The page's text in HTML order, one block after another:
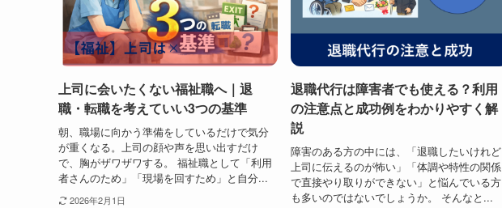
上司に会いたくない福祉職へ｜退
職・転職を考えていい3つの基準
朝、職場に向かう準備をしているだけで気分
が重くなる。上司の顔や声を思い出すだけ
で、胸がザワザワする。 福祉職として「利用
者さんのため」「現場を回すため」と自分...
2026年2月1日
退職代行は障害者でも使える？利用
の注意点と成功例をわかりやすく解
説
障害のある方の中には、「退職したいけれど
上司に伝えるのが怖い」「体調や特性の関係
で直接やり取りができない」と悩んでいる方
も多いのではないでしょうか。 そんなと...